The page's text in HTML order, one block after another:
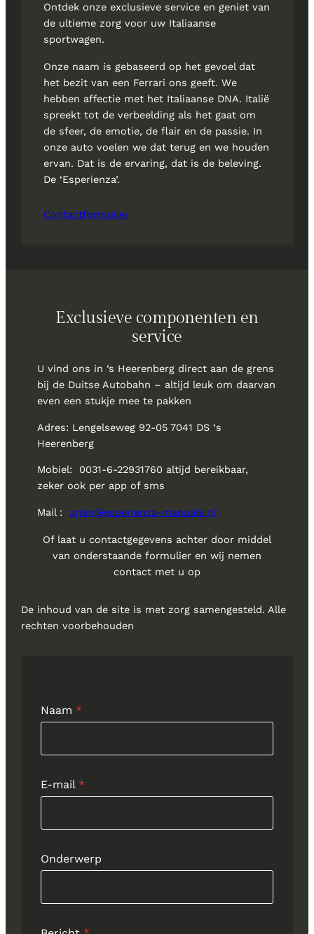
Ontdek onze exclusieve service en geniet van
de ultieme zorg voor uw Italiaanse
sportwagen.
Onze naam is gebaseerd op het gevoel dat
het bezit van een Ferrari ons geeft. We
hebben affectie met het Italiaanse DNA. Italië
spreekt tot de verbeelding als het gaat om
de sfeer, de emotie, de flair en de passie. In
onze auto voelen we dat terug en we houden
ervan. Dat is de ervaring, dat is de beleving.
De ‘Esperienza’.
Contactformulier
Exclusieve componenten en
service
U vind ons in ’s Heerenberg direct aan de grens
bij de Duitse Autobahn – altijd leuk om daarvan
even een stukje mee te pakken
Adres: Lengelseweg 92-05 7041 DS ‘s
Heerenberg
Mobiel: 0031-6-22931760 altijd bereikbaar,
zeker ook per app of sms
Mail : arjen@esperienza-manuale.nl
Of laat u contactgegevens achter door middel
van onderstaande formulier en wij nemen
contact met u op
De inhoud van de site is met zorg samengesteld. Alle
rechten voorbehouden
Naam *
e
i
h
t
E-mail *
Onderwerp